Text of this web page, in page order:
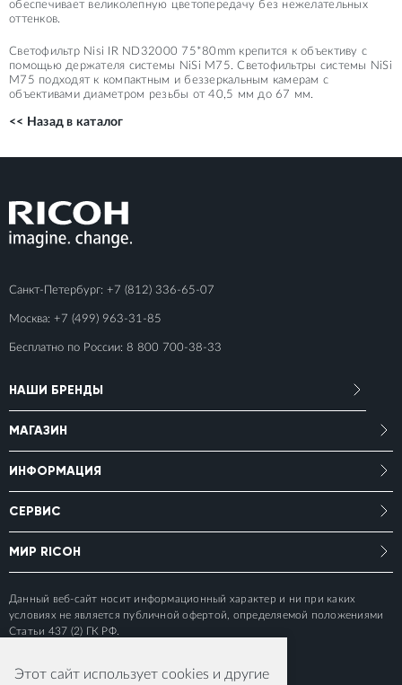
обеспечивает великолепную цветопередачу без нежелательных
оттенков.
Светофильтр Nisi IR ND32000 75*80mm крепится к объективу с
помощью держателя системы NiSi M75. Светофильтры системы NiSi
M75 подходят к компактным и беззеркальным камерам с
объективами диаметром резьбы от 40,5 мм до 67 мм.
<< Назад в каталог
Санкт-Петербург: +7 (812) 336-65-07
Москва: +7 (499) 963-31-85
Бесплатно по России: 8 800 700-38-33
НАШИ БРЕНДЫ
МАГАЗИН
ИНФОРМАЦИЯ
СЕРВИС
МИР RICOH
Данный веб-сайт носит информационный характер и ни при каких
условиях не является публичной офертой, определяемой положениями
Статьи 437 (2) ГК РФ.
Этот сайт использует cookies и другие